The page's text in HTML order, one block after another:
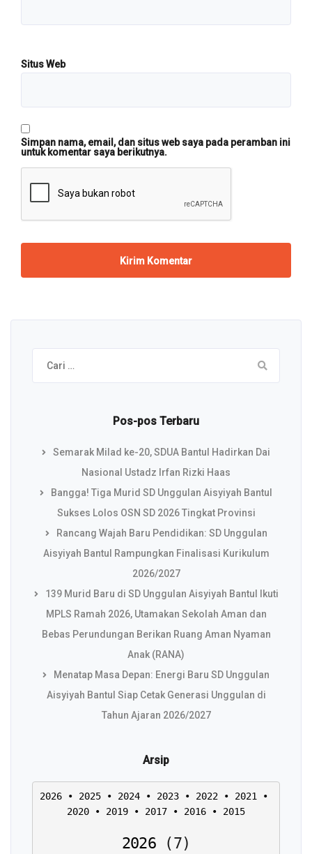
Situs Web
Simpan nama, email, dan situs web saya pada peramban ini
untuk komentar saya berikutnya.
Cari
untuk:
Pos-pos Terbaru
Semarak Milad ke-20, SDUA Bantul Hadirkan Dai
Nasional Ustadz Irfan Rizki Haas
Bangga! Tiga Murid SD Unggulan Aisyiyah Bantul
Sukses Lolos OSN SD 2026 Tingkat Provinsi
Rancang Wajah Baru Pendidikan: SD Unggulan
Aisyiyah Bantul Rampungkan Finalisasi Kurikulum
2026/2027
139 Murid Baru di SD Unggulan Aisyiyah Bantul Ikuti
MPLS Ramah 2026, Utamakan Sekolah Aman dan
Bebas Perundungan Berikan Ruang Aman Nyaman
Anak (RANA)
Menatap Masa Depan: Energi Baru SD Unggulan
Aisyiyah Bantul Siap Cetak Generasi Unggulan di
Tahun Ajaran 2026/2027
Arsip
2026 • 2025 • 2024 • 2023 • 2022 • 2021
2020 • 2019 • 2017 • 2016 • 2015
2026 (7)